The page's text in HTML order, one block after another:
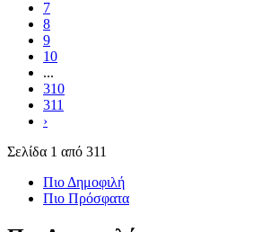
7
8
9
10
...
310
311
›
Σελίδα 1 από 311
Πιο Δημοφιλή
Πιο Πρόσφατα